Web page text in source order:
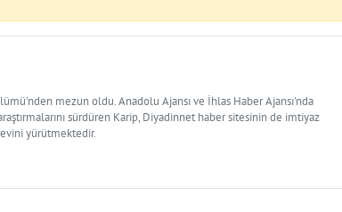
mezun oldu. Anadolu Ajansı ve İhlas Haber Ajansı'nda
sürdüren Karip, Diyadinnet haber sitesinin de imtiyaz
yürütmektedir.